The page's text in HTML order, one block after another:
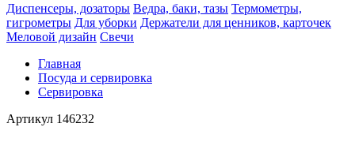
Диспенсеры, дозаторы Ведра, баки, тазы Термометры,
гигрометры Для уборки Держатели для ценников, карточек
Меловой дизайн Свечи
Главная
Посуда и сервировка
Сервировка
Артикул 146232